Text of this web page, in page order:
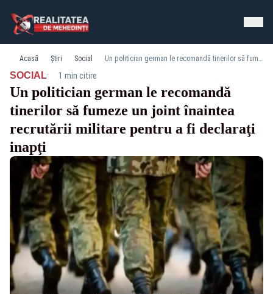
Acasă Știri Social Un politician german le recomandă tinerilor să fumeze un joint înaintea recrutării militare pentru a fi declaraţi inapţi
SOCIAL· 1 min citire
Un politician german le recomandă
tinerilor să fumeze un joint înaintea
recrutării militare pentru a fi declaraţi
inapţi